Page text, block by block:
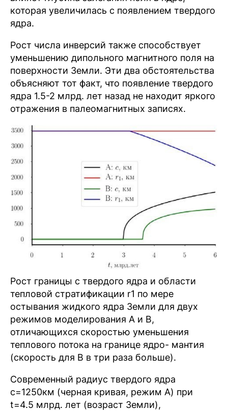
которая увеличилась с появлением твердого
ядра.
Рост числа инверсий также способствует
уменьшению дипольного магнитного поля на
поверхности Земли. Эти два обстоятельства
объясняют тот факт, что появление твердого
ядра 1.5-2 млрд. лет назад не находит яркого
отражения в палеомагнитных записях.
Рост границы c твердого ядра и области
тепловой стратификации r1 по мере
остывания жидкого ядра Земли для двух
режимов моделирования A и B,
отличающихся скоростью уменьшения
теплового потока на границе ядро- мантия
(скорость для B в три раза больше).
Современный радиус твердого ядра
c=1250км (черная кривая, режим A) при
t=4.5 млрд. лет (возраст Земли),